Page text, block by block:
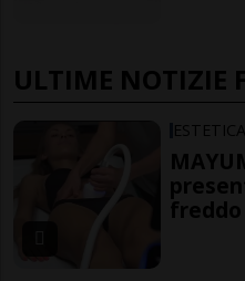
ULTIME NOTIZIE
freddo